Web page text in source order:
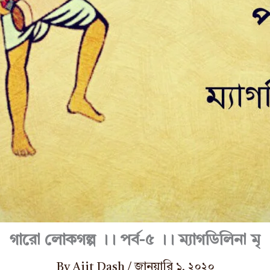
গারো লোকগল্প ।। পর্ব-৫ ।। ম্যাগডিলিনা মৃ
By Ajit Dash / জানুয়ারি ১, ২০২০